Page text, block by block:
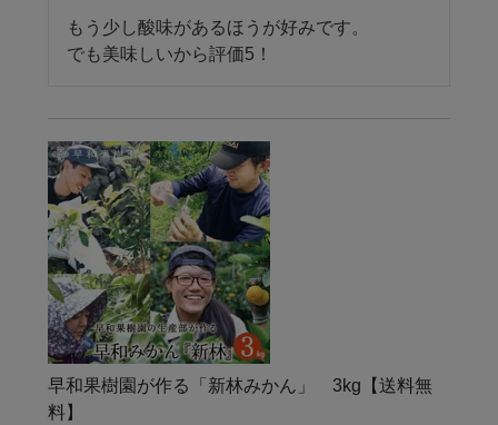
もう少し酸味があるほうが好みです。
でも美味しいから評価5！
早和果樹園が作る「新林みかん」 3kg【送料無
料】